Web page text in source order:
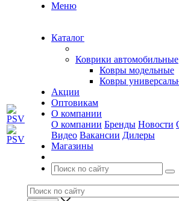
Меню
Каталог
Коврики автомобильные
Ковры модельные
Ковры
Акции
Оптовикам
О компании
О компании Бренды Новости
Видео Вакансии Дилеры
Магазины